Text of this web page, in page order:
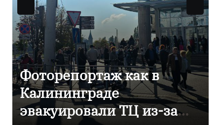
В Калининграде
отметили 80-летие
компании «Россети